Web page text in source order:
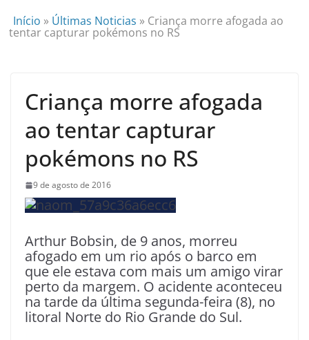
Início » Últimas Noticias » Criança morre afogada ao
tentar capturar pokémons no RS
Criança morre afogada
ao tentar capturar
pokémons no RS
9 de agosto de 2016
Arthur Bobsin, de 9 anos, morreu
afogado em um rio após o barco em
que ele estava com mais um amigo virar
perto da margem. O acidente aconteceu
na tarde da última segunda-feira (8), no
litoral Norte do Rio Grande do Sul.